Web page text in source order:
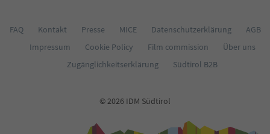
FAQ Kontakt Presse MICE Datenschutzerklärung
AGB
Impressum
Cookie Policy Film commission
Über uns
Zugänglichkeitserklärung
Südtirol B2B
© 2026 IDM Südtirol